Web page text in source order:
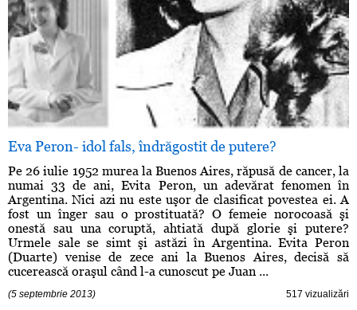
Eva Peron- idol fals, îndrăgostit de putere?
Pe 26 iulie 1952 murea la Buenos Aires, răpusă de cancer, la
numai 33 de ani, Evita Peron, un adevărat fenomen în
Argentina. Nici azi nu este uşor de clasificat povestea ei. A
fost un înger sau o prostituată? O femeie norocoasă şi
onestă sau una coruptă, ahtiată după glorie şi putere?
Urmele sale se simt şi astăzi în Argentina. Evita Peron
(Duarte) venise de zece ani la Buenos Aires, decisă să
cucerească oraşul când l-a cunoscut pe Juan ...
(5 septembrie 2013) 517 vizualizări